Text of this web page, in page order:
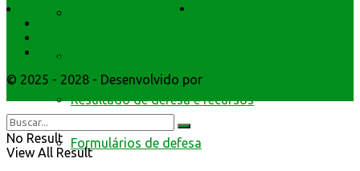
Identificacao do Condutor
Resultado de defesa e recursos
Formulários de defesa
Símbolos e Hino
Webmail
© 2025 - 2028 - Desenvolvido por
Interativas
No Result
View All Result